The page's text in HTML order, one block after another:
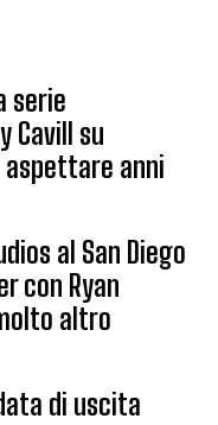
serie
Cavill su
aspettare anni
al San Diego
con Ryan
altro
di uscita